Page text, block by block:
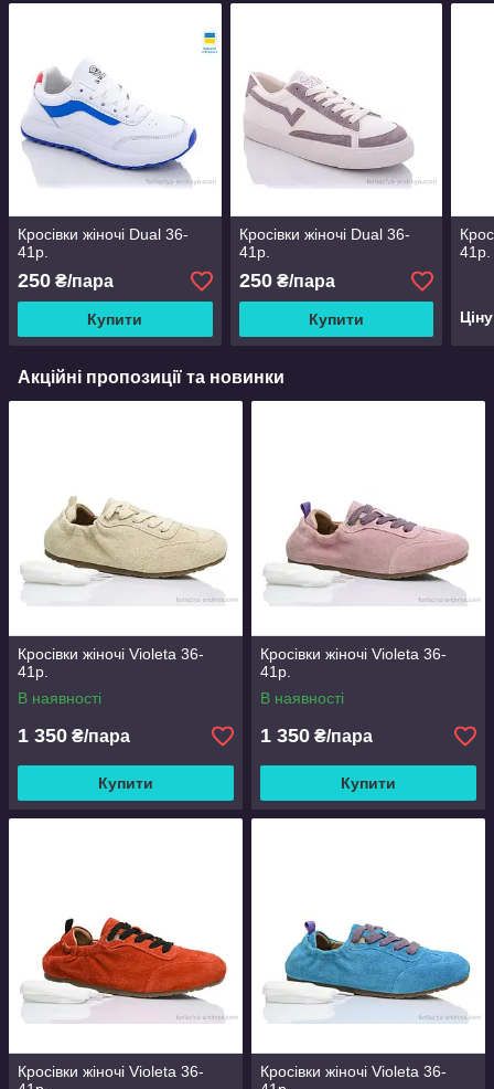
Кросівки жіночі Dual 36-
41р.
250 ₴/пара
Купити
Кросівки жіночі Dual 36-
41р.
250₴/пара
Купити
41р.
Акційні пропозиції та новинки
Кросівки жіночі Violeta 36-
41р.
В наявності
1 350 ₴/пара
Купити
Кросівки жіночі Violeta 36-
41р.
В наявності
1 350 ₴/пара
Купити
Кросівки жіночі Violeta 36-
Кросівки жіночі Violeta 36-